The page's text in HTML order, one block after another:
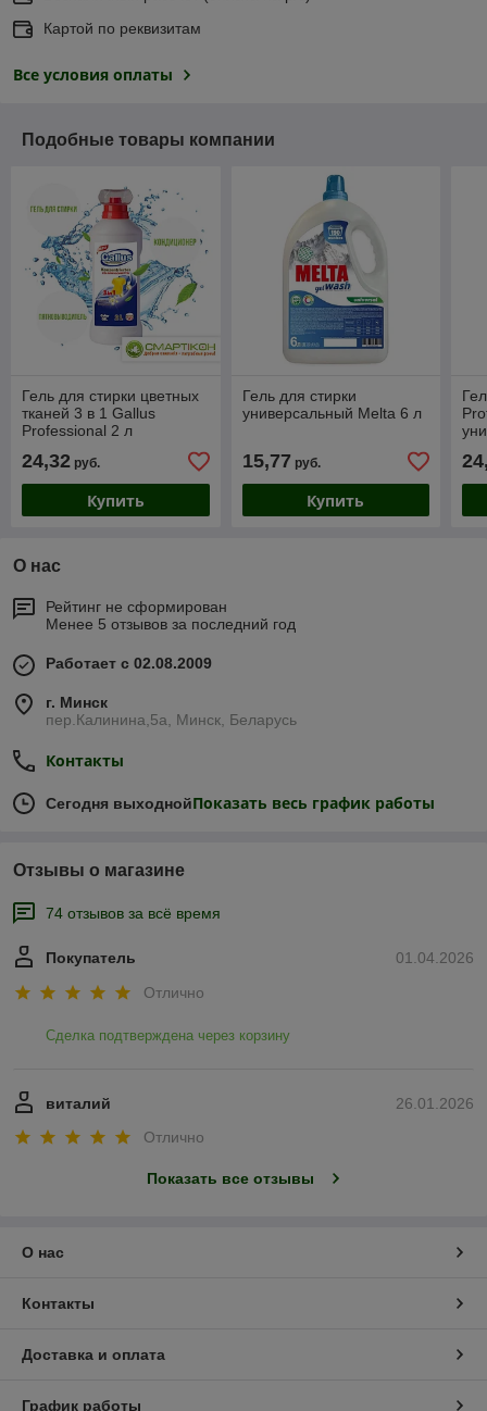
Картой по реквизитам
Все условия оплаты
Подобные товары компании
Гель для стирки цветных
тканей 3 в 1 Gallus
Professional 2 л
24,32 руб.
Купить
Гель для стирки
универсальный Melta 6 л
15,77 руб.
Купить
О нас
Рейтинг не сформирован
Менее 5 отзывов за последний год
Работает с 02.08.2009
г. Минск
пер.Калинина,5а, Минск, Беларусь
Контакты
Сегодня выходнойПоказать весь график работы
Отзывы о магазине
74 отзывов за всё время
01.04.2026
Покупатель
Отлично
Сделка подтверждена через корзину
26.01.2026
виталий
Отлично
Показать все отзывы
О нас
Контакты
Доставка и оплата
График работы